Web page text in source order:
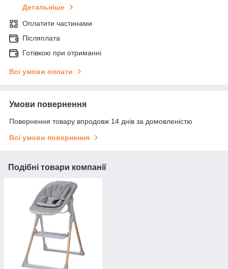
Детальніше
Оплатити частинами
Післяплата
Готівкою при отриманні
Всі умови оплати
Умови повернення
Повернення товару впродовж 14 днів за домовленістю
Всі умови повернення
Подібні товари компанії